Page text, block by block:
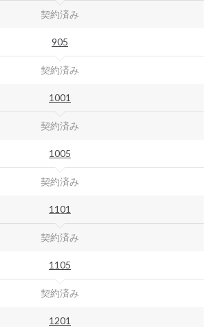
契約済み
905
契約済み
1001
契約済み
1005
契約済み
1101
契約済み
1105
契約済み
1201